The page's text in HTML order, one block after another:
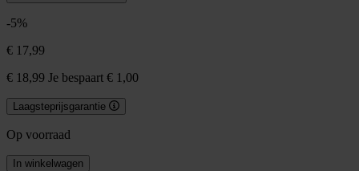
-5%
€ 17,99
€ 18,99 Je bespaart € 1,00
Laagsteprijsgarantie
Op voorraad
In winkelwagen